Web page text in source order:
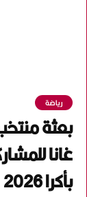
رياضة
بعثة
غانا
بأكرا 2026